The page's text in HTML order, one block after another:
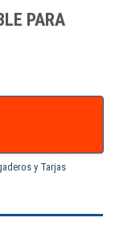
PARA
y Tarjas